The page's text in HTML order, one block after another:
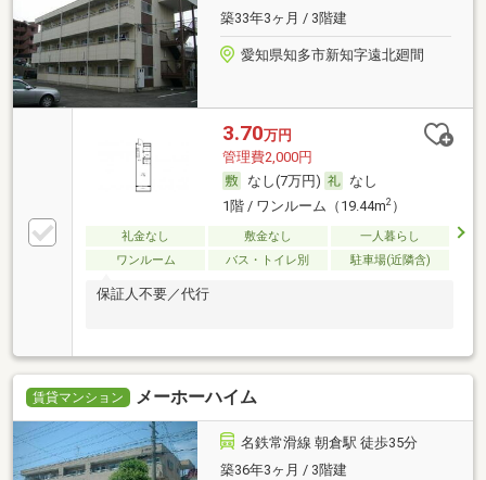
築33年3ヶ月 / 3階建
愛知県知多市新知字遠北廻間
3.70万円
管理費2,000円
なし(7万円)
なし
1階 / ワンルーム（19.44m2）
礼金なし 敷金なし
一人暮らし
ワンルーム
バス・トイレ別 駐車場(近隣含)
保証人不要／代行
賃貸マンション メーホーハイム
名鉄常滑線 朝倉駅 徒歩35分
築36年3ヶ月 / 3階建